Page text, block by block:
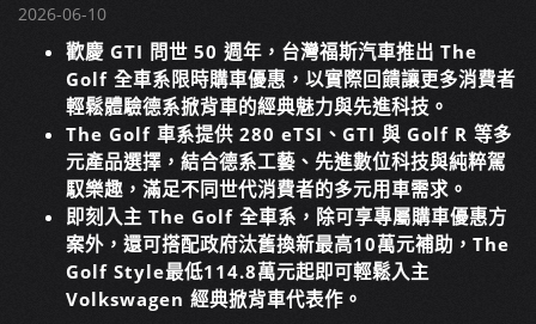
2026-06-10
歡慶 GTI 問世 50 週年，台灣福斯汽車推出 The
Golf 全車系限時購車優惠，以實際回饋讓更多消費者
輕鬆體驗德系掀背車的經典魅力與先進科技。
The Golf 車系提供 280 eTSI、GTI 與 Golf R 等多
元產品選擇，結合德系工藝、先進數位科技與純粹駕
馭樂趣，滿足不同世代消費者的多元用車需求。
即刻入主 The Golf 全車系，除可享專屬購車優惠方
案外，還可搭配政府汰舊換新最高10萬元補助，The
Golf Style最低114.8萬元起即可輕鬆入主
Volkswagen 經典掀背車代表作。